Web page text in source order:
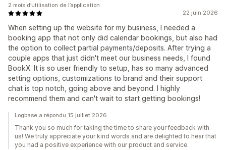
22 juin 2026
When setting up the website for my business, I needed a
booking app that not only did calendar bookings, but also had
the option to collect partial payments/deposits. After trying a
couple apps that just didn't meet our business needs, I found
BookX. It is so user friendly to setup, has so many advanced
setting options, customizations to brand and their support
chat is top notch, going above and beyond. I highly
recommend them and can't wait to start getting bookings!
2 mois d’utilisation de l’application
Logbase a répondu 15 juillet 2026
Thank you so much for taking the time to share your feedback with
us! We truly appreciate your kind words and are delighted to hear that
you had a positive experience with our product and service.